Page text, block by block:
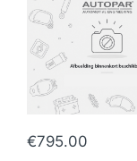
€795.00